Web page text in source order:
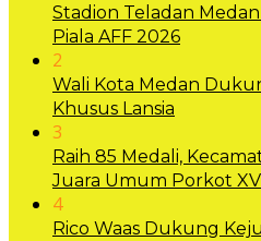
Stadion Teladan
Piala AFF 2026
2
Wali Kota Medan
Khusus Lansia
3
Raih 85 Medali,
Juara Umum Porkot
4
Rico Waas Dukung